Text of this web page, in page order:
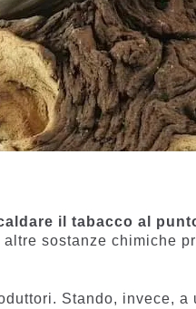
il tabacco al
sostanze chimiche
Stando, invece, a